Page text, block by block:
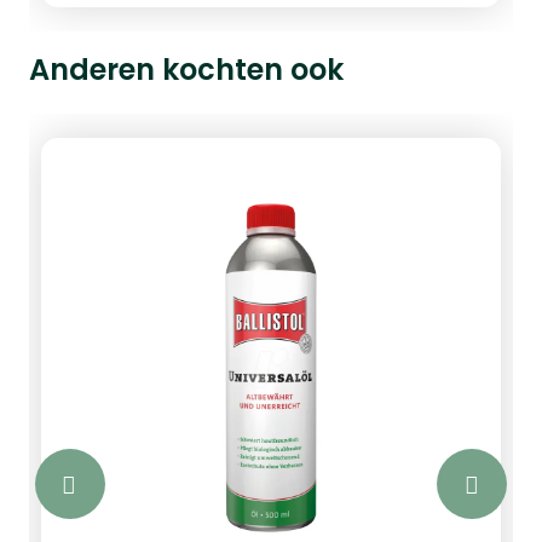
levensduur van uw wapen. De olie
droogt snel op en wordt niet wazig door
verdelen met een droge niet pluizende
doek. Inhoud 90ml, 240ml of 960ml
Anderen kochten ook